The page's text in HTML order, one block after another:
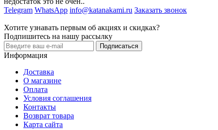
Telegram WhatsApp info@katanakami.ru Заказать звонок
Хотите узнавать первым об акциях и скидках?
Подпишитесь на нашу рассылку
Подписаться
Информация
Доставка
О магазине
Оплата
Условия соглашения
Контакты
Возврат товара
Карта сайта